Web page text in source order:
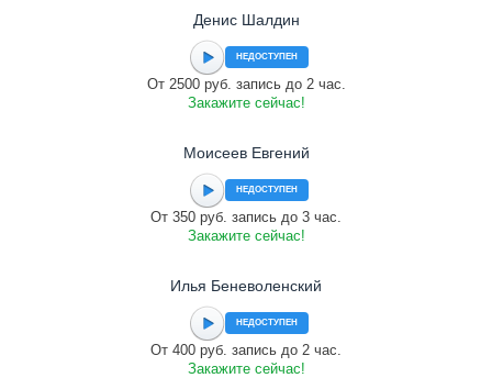
Денис Шалдин
НЕДОСТУПЕН
От 2500 руб. запись до 2 час.
Закажите сейчас!
Моисеев Евгений
НЕДОСТУПЕН
От 350 руб. запись до 3 час.
Закажите сейчас!
Илья Беневоленский
НЕДОСТУПЕН
От 400 руб. запись до 2 час.
Закажите сейчас!